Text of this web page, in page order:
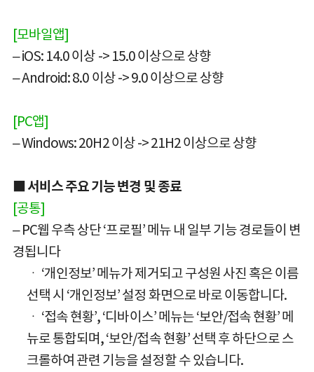
[모바일앱]
– iOS: 14.0 이상 -> 15.0 이상으로 상향
– Android: 8.0 이상 -> 9.0 이상으로 상향
[PC앱]
– Windows: 20H2 이상 -> 21H2 이상으로 상향
■ 서비스 주요 기능 변경 및 종료
[공통]
– PC웹 우측 상단 ‘프로필’ 메뉴 내 일부 기능 경로들이 변
경됩니다
ㆍ ‘개인정보’ 메뉴가 제거되고 구성원 사진 혹은 이름
선택 시 ‘개인정보’ 설정 화면으로 바로 이동합니다.
ㆍ ‘접속 현황’, ‘디바이스’ 메뉴는 ‘보안/접속 현황’ 메
뉴로 통합되며, ‘보안/접속 현황’ 선택 후 하단으로 스
크롤하여 관련 기능을 설정할 수 있습니다.